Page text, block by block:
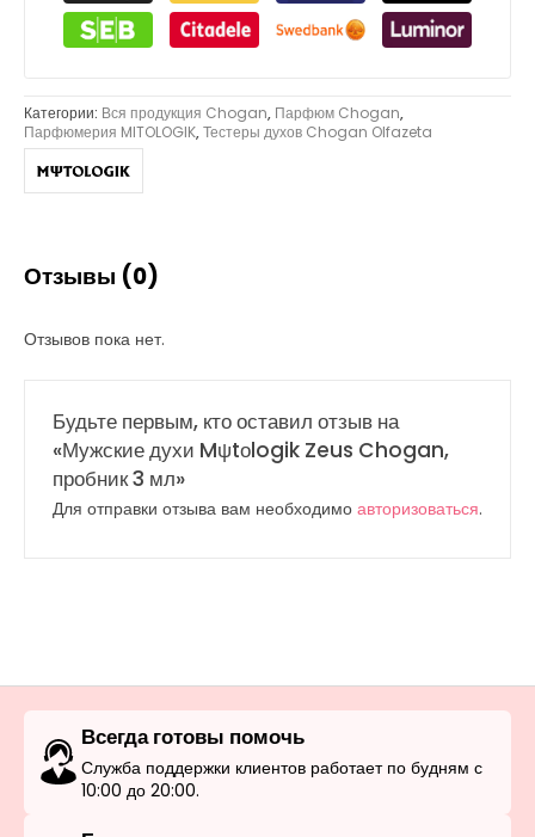
Категории: Вся продукция Chogan, Парфюм Chogan,
Парфюмерия MITOLOGIK,Тестеры духов Chogan Olfazeta
Отзывы (0)
Отзывов пока нет.
Будьте первым, кто оставил отзыв на
«Мужские духи Mψtοlogik Zeus Chogan,
пробник 3 мл»
Для отправки отзыва вам необходимо авторизоваться.
Всегда готовы помочь
Служба поддержки клиентов работает по будням с
10:00 до 20:00.